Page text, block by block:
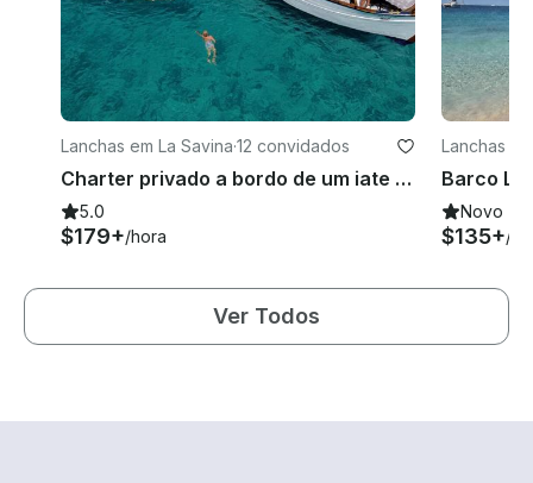
Lanchas em La Savina·12 convidados
Charter privado a bordo de um iate de 43 pés para 12 pessoas em Formentera, Espanha
5.0
$179+/hora
Lanchas
Novo
$135+/
Ver Todos